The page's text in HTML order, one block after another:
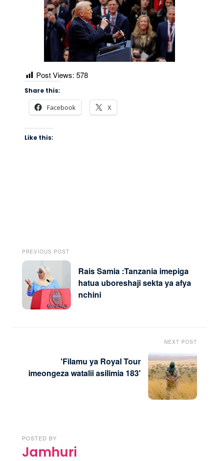
Post Views: 578
Share this:
Facebook X
Like this:
PREVIOUS POST
Rais Samia :Tanzania imepiga
hatua uboreshaji sekta ya afya
nchini
NEXT POST
'Filamu ya Royal Tour
imeongeza watalii asilimia 183'
POSTED BY
Jamhuri